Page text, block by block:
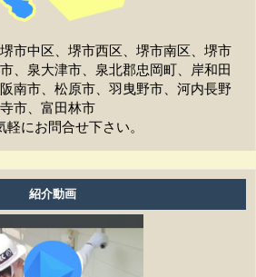
いてますが、どこまで片付ければよ
？
拶はどうなりますか？
すか？
どうなっていますか？
ある時は、換気扇・お風呂・エアコ
か？
市中区、堺市西区、堺市南区、堺市
、泉大津市、泉北郡忠岡町、岸和田
南市、松原市、羽曳野市、河内長野
市、富田林市
にお問合せ下さい。
紹介動画